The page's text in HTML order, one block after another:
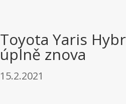
Toyota Yaris
úplně znova
15.2.2021